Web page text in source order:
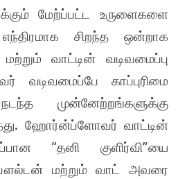
மேற்ப்பட்ட உருளைகளை
சிறந்த ஒன்றாக
வாட்டின் வடிவமைப்பு
காப்புரிமை
முன்னேற்றங்களுக்கு
ஹோர்ன்ப்ளோவர் வாட்டின்
“தனி குளிர்வி”யை
மற்றும் வாட் அவரை